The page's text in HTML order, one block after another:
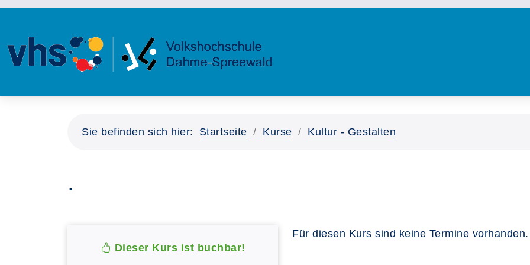
Sie befinden sich hier: Startseite Kurse Kultur - Gestalten
.
Dieser Kurs ist buchbar!
Für diesen Kurs sind keine Termine vorhanden.